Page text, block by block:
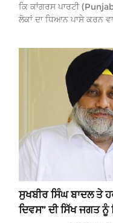
ਕਿ ਕਾਂਗਰਸ ਪਾਰਟੀ
ਲੋਕਾਂ ਦਾ ਧਿਆਨ ਪਾਸੇ ਕਰਨ
ਸੁਖਬੀਰ ਸਿੰਘ ਬਾਦਲ ਤੇ
ਦਿਵਸ” ਦੀ ਸਿੱਖ ਜਗਤ ਨੂੰ